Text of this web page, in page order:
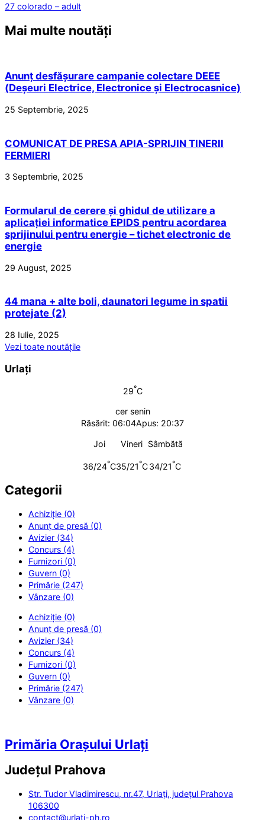
27 colorado – adult
Mai multe noutăți
Anunț desfășurare campanie colectare DEEE
(Deșeuri Electrice, Electronice și Electrocasnice)
25 Septembrie, 2025
COMUNICAT DE PRESA APIA-SPRIJIN TINERII
FERMIERI
3 Septembrie, 2025
Formularul de cerere și ghidul de utilizare a
aplicației informatice EPIDS pentru acordarea
sprijinului pentru energie – tichet electronic de
energie
29 August, 2025
44 mana + alte boli, daunatori legume in spatii
protejate (2)
28 Iulie, 2025
Vezi toate noutățile
Urlați
29°C
cer senin
Răsărit: 06:04Apus: 20:37
Joi
36/24°C
Vineri
35/21°C
Sâmbătă
34/21°C
Categorii
Achiziție (0)
Anunț de presă (0)
Avizier (34)
Concurs (4)
Furnizori (0)
Guvern (0)
Primărie (247)
Vânzare (0)
Achiziție (0)
Anunț de presă (0)
Avizier (34)
Concurs (4)
Furnizori (0)
Guvern (0)
Primărie (247)
Vânzare (0)
Primăria Orașului Urlați
Județul Prahova
Str. Tudor Vladimirescu, nr.47, Urlați, județul Prahova
106300
contact@urlati-ph.ro